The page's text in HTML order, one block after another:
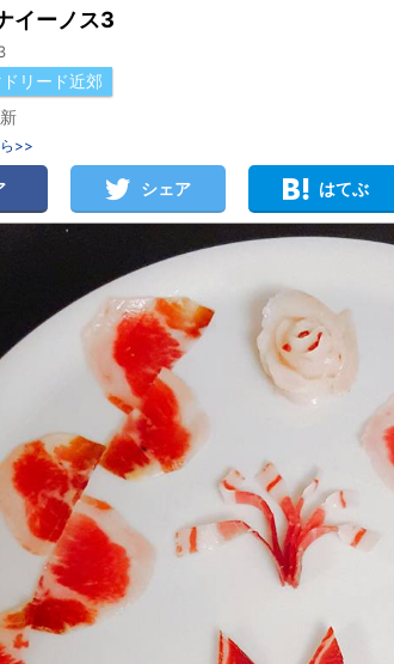
イーノス3
リード近郊
>>
シェア はてぶ